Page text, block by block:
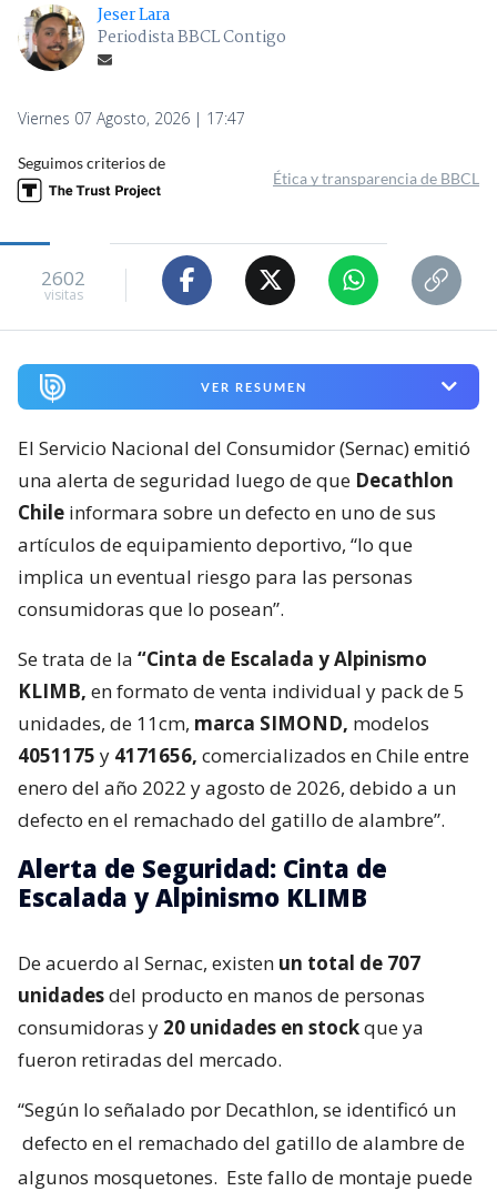
Jeser Lara
Periodista BBCL Contigo
Viernes 07 Agosto, 2026 | 17:47
Seguimos criterios de
Ética y transparencia de BBCL
2602
visitas
VER RESUMEN
El Servicio Nacional del Consumidor (Sernac) emitió
una alerta de seguridad luego de que Decathlon
Chile informara sobre un defecto en uno de sus
artículos de equipamiento deportivo, “lo que
implica un eventual riesgo para las personas
consumidoras que lo posean”.
Se trata de la “Cinta de Escalada y Alpinismo
KLIMB, en formato de venta individual y pack de 5
unidades, de 11cm, marca SIMOND, modelos
4051175 y 4171656, comercializados en Chile entre
enero del año 2022 y agosto de 2026, debido a un
defecto en el remachado del gatillo de alambre”.
Alerta de Seguridad: Cinta de
Escalada y Alpinismo KLIMB
De acuerdo al Sernac, existen un total de 707
unidadesdel producto en manos de personas
consumidoras y 20 unidades en stockque ya
fueron retiradas del mercado.
“Según lo señalado por Decathlon, se identificó un
defecto en el remachado del gatillo de alambre de
algunos mosquetones. Este fallo de montaje puede